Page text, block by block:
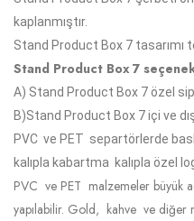
kaplanmıştır.
Stand Product Box 7 tasarımı
Stand Product Box 7
A) Stand Product Box 7 özel
B)Stand Product Box 7içi ve
PVC ve PET separtörlerde
kalıpla kabartma kalıpla özel
PVC ve PET malzemeler büyük
yapılabilir. Gold, kahve ve diğer